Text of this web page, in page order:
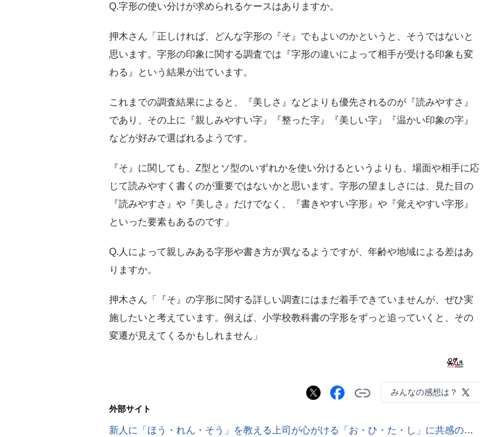
Q.字形の使い分けが求められるケースはありますか。
押木さん「正しければ、どんな字形の『そ』でもよいのかというと、そうではないと
思います。字形の印象に関する調査では『字形の違いによって相手が受ける印象も変
わる』という結果が出ています。
これまでの調査結果によると、『美しさ』などよりも優先されるのが『読みやすさ』
であり、その上に『親しみやすい字』『整った字』『美しい字』『温かい印象の字』
などが好みで選ばれるようです。
『そ』に関しても、Z型とソ型のいずれかを使い分けるというよりも、場面や相手に応
じて読みやすく書くのが重要ではないかと思います。字形の望ましさには、見た目の
『読みやすさ』や『美しさ』だけでなく、『書きやすい字形』や『覚えやすい字形』
といった要素もあるのです」
Q.人によって親しみある字形や書き方が異なるようですが、年齢や地域による差はあ
りますか。
押木さん「『そ』の字形に関する詳しい調査にはまだ着手できていませんが、ぜひ実
施したいと考えています。例えば、小学校教科書の字形をずっと追っていくと、その
変遷が見えてくるかもしれません」
みんなの感想は？
外部サイト
新人に「ほう・れん・そう」を教える上司が心がける「お・ひ・た・し」に共感の声、その内容は？